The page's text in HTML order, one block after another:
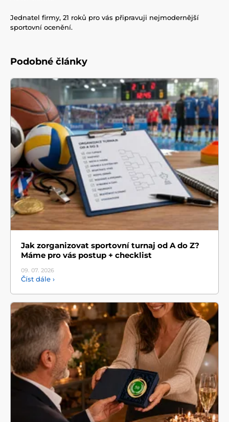
Jednatel firmy, 21 roků pro vás připravuji nejmodernější
sportovní ocenění.
Podobné články
Jak zorganizovat sportovní turnaj od A do Z?
Máme pro vás postup + checklist
09. 07. 2026
Číst dále ›